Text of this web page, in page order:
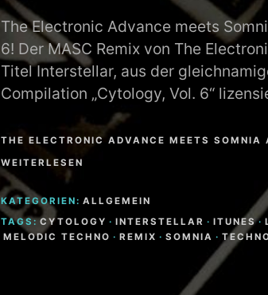
The Electronic Advance meets
6! Der MASC Remix von The
Titel Interstellar, aus der
Compilation „Cytology, Vol. 6“
THE ELECTRONIC ADVANCE MEETS
WEITERLESEN
KATEGORIEN: ALLGEMEIN
TAGS: CYTOLOGY · INTERSTELLAR · ITUNES ·
MELODIC TECHNO · REMIX · SOMNIA ·